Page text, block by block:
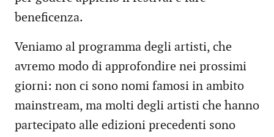
beneficenza.
Veniamo al programma degli artisti, che
avremo modo di approfondire nei prossimi
giorni: non ci sono nomi famosi in ambito
mainstream, ma molti degli artisti che hanno
partecipato alle edizioni precedenti sono